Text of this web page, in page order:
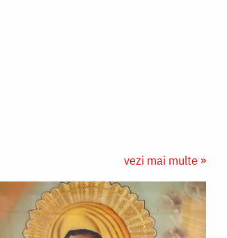
vezi mai multe »